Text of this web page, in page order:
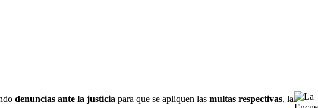
denuncias ante la justicia para que se apliquen las multas respectivas, las